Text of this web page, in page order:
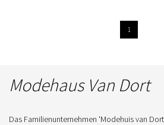
1
Modehaus Van Dort
Das Familienunternehmen 'Modehuis van